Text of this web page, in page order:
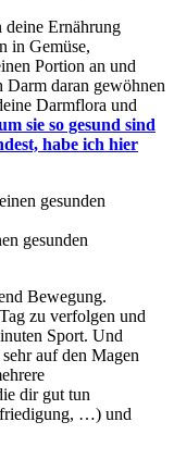
deine Ernährung
in Gemüse,
Portion an und
Darm daran gewöhnen
Darmflora und
sie so gesund sind
habe ich hier
gesunden
Bewegung.
zu verfolgen und
Sport. Und
auf den Magen
dir gut tun
…) und